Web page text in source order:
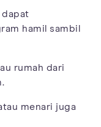
dapat
hamil sambil
rumah dari
menari juga